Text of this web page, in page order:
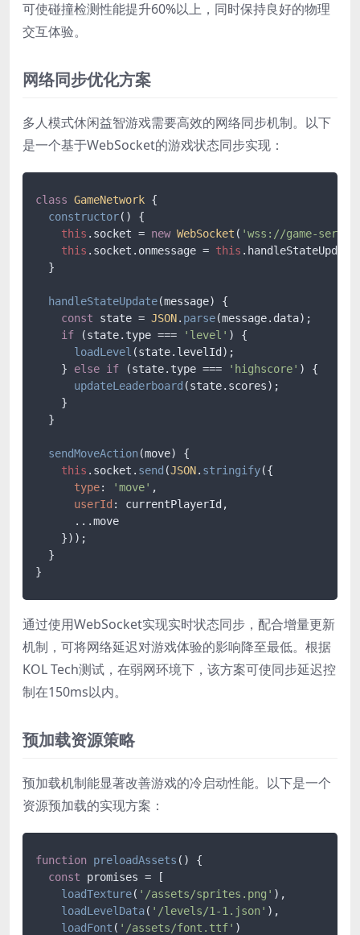
可使碰撞检测性能提升60%以上，同时保持良好的物理
交互体验。
网络同步优化方案
多人模式休闲益智游戏需要高效的网络同步机制。以下
是一个基于WebSocket的游戏状态同步实现：
class GameNetwork {
constructor( ) {
this . socket = new WebSocket ( 'wss://game-
this . socket . onmessage = this . handleStateUpdate
  }
handleStateUpdate(message) {
const state = JSON. parse(message. data);
if (state. type === 'level' ) {
loadLevel (state. levelId );
    }
else if (state. type === 'highscore' ) {
updateLeaderboard (state. scores);
    }
  }
sendMoveAction(move) {
this . socket . send (JSON. stringify({
type: 'move' ,
userId : currentPlayerId,
      ...move
    }));
  }
通过使用WebSocket实现实时状态同步，配合增量更新
机制，可将网络延迟对游戏体验的影响降至最低。根据
KOL Tech测试，在弱网环境下，该方案可使同步延迟控
制在150ms以内。
预加载资源策略
预加载机制能显著改善游戏的冷启动性能。以下是一个
资源预加载的实现方案：
function preloadAssets ( ) {
const promises = [
loadTexture( '/assets/sprites.png' ),
loadLevelData( '/levels/1-1.json' ),
loadFont ( '/assets/font.ttf' )